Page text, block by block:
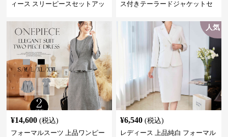
ィース スリーピースセットアッ
ス付きテーラードジャケットセ
¥14,600 (税込)
フォーマルスーツ 上品ワンピー
人気
¥6,540 (税込)
レディース 上品純白 フォーマル